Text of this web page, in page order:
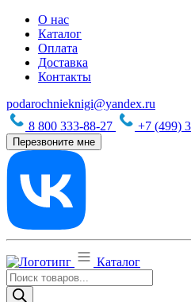
О нас
Каталог
Оплата
Доставка
Контакты
podarochnieknigi@yandex.ru
8 800 333-88-27
+7 (499)
Перезвоните мне
Каталог
Поиск
товаров